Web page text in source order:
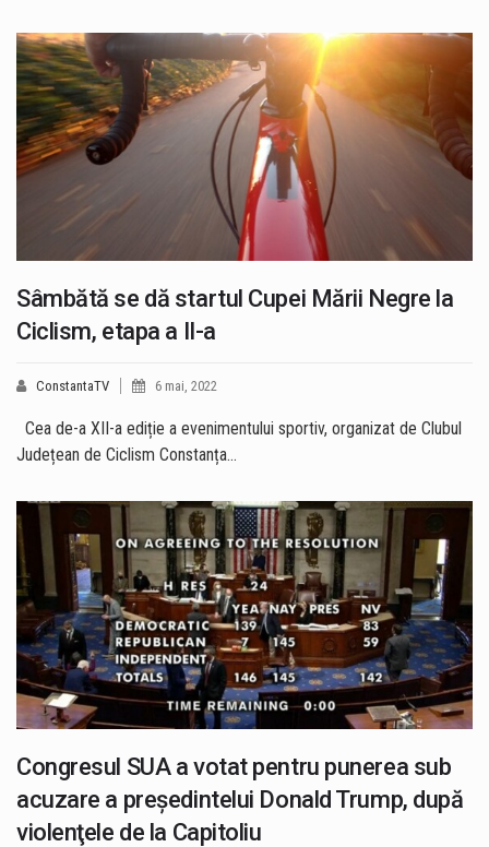
Sâmbătă se dă startul Cupei Mării Negre la
Ciclism, etapa a II-a
ConstantaTV 6 mai, 2022
Cea de-a XII-a ediție a evenimentului sportiv, organizat de Clubul
Județean de Ciclism Constanța…
Congresul SUA a votat pentru punerea sub
acuzare a preşedintelui Donald Trump, după
violenţele de la Capitoliu